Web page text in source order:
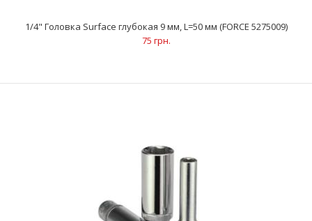
1/4" Головка Surface глубокая 9 мм, L=50 мм (FORCE 5275009)
75 грн.